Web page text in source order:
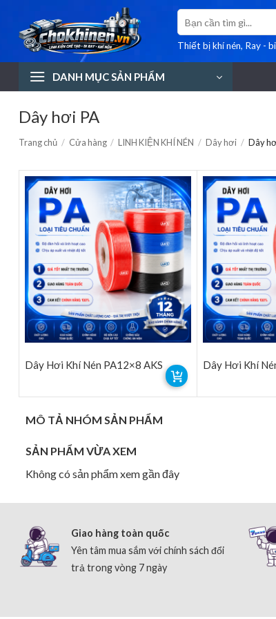
dung
Tìm
kiếm:
Thiết bị khí nén, Ray -
DANH MỤC SẢN PHẨM
Dây hơi PA
Trang chủ / Cửa hàng / LINH KIỆN KHÍ NÉN / Dây hơi / Dây
Dây Hơi Khí Nén PA12×8 AKS Dây Hơi Khí
MÔ TẢ NHÓM SẢN PHẨM
SẢN PHẨM VỪA XEM
Không có sản phẩm xem gần đây
Giao hàng toàn quốc
Yên tâm mua sắm với chính sách đổi
trả trong vòng 7 ngày